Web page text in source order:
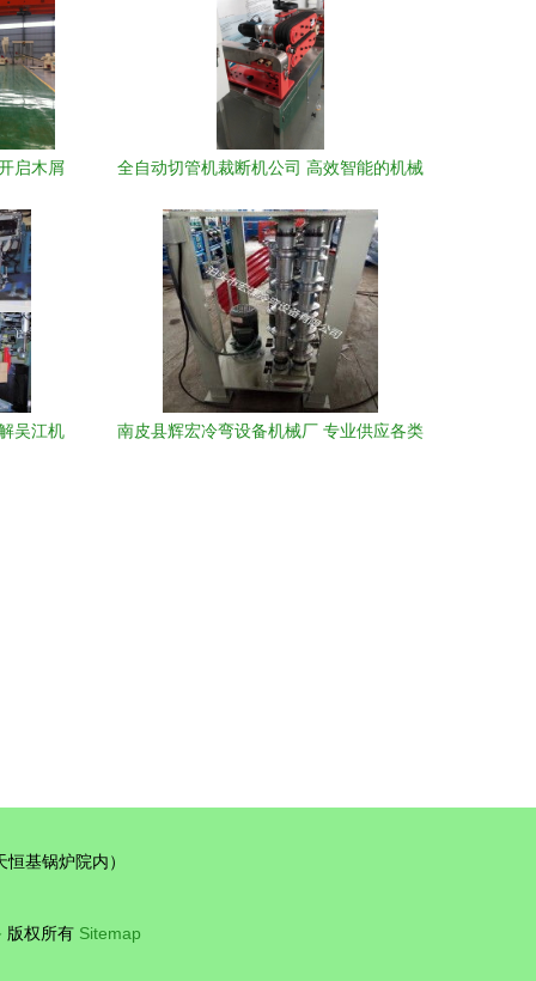
启木屑
全自动切管机裁断机公司 高效智能的机械
吴江机
南皮县辉宏冷弯设备机械厂 专业供应各类
基锅炉院内）
版权所有 Sitemap